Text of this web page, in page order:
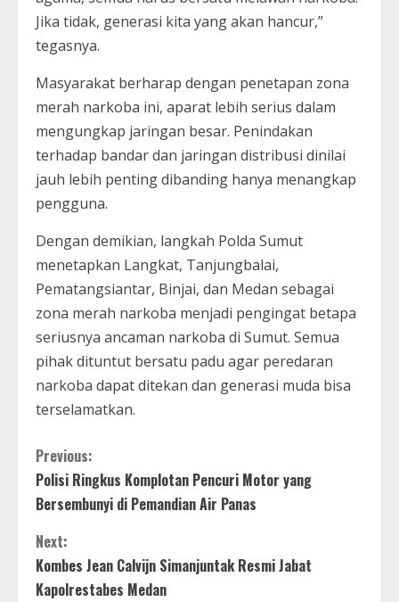
Jika tidak, generasi kita yang akan hancur,”
tegasnya.
Masyarakat berharap dengan penetapan zona
merah narkoba ini, aparat lebih serius dalam
mengungkap jaringan besar. Penindakan
terhadap bandar dan jaringan distribusi dinilai
jauh lebih penting dibanding hanya menangkap
pengguna.
Dengan demikian, langkah Polda Sumut
menetapkan Langkat, Tanjungbalai,
Pematangsiantar, Binjai, dan Medan sebagai
zona merah narkoba menjadi pengingat betapa
seriusnya ancaman narkoba di Sumut. Semua
pihak dituntut bersatu padu agar peredaran
narkoba dapat ditekan dan generasi muda bisa
terselamatkan.
C
o
n
t
Previous:
Polisi Ringkus Komplotan Pencuri Motor yang
Bersembunyi di Pemandian Air Panas
Next:
Kombes Jean Calvijn Simanjuntak Resmi Jabat
Kapolrestabes Medan